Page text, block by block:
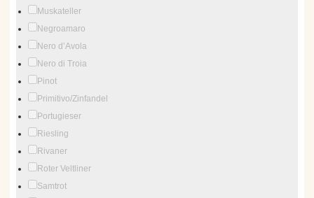
Muskateller
Negroamaro
Nero d’Avola
Nero di Troia
Pinot
Primitivo/Zinfandel
Portugieser
Riesling
Rivaner
Roter Veltliner
Samtrot